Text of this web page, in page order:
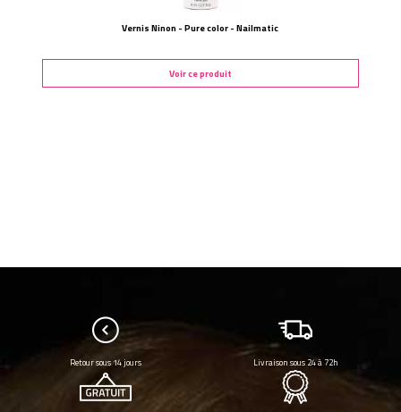
Vernis Ninon - Pure color - Nailmatic
Voir ce produit
Retour sous 14 jours Livraison sous 24 à 72h